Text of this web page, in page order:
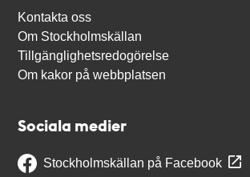
Kontakta oss
Om Stockholmskällan
Tillgänglighetsredogörelse
Om kakor på webbplatsen
Sociala medier
Stockholmskällan på Facebook